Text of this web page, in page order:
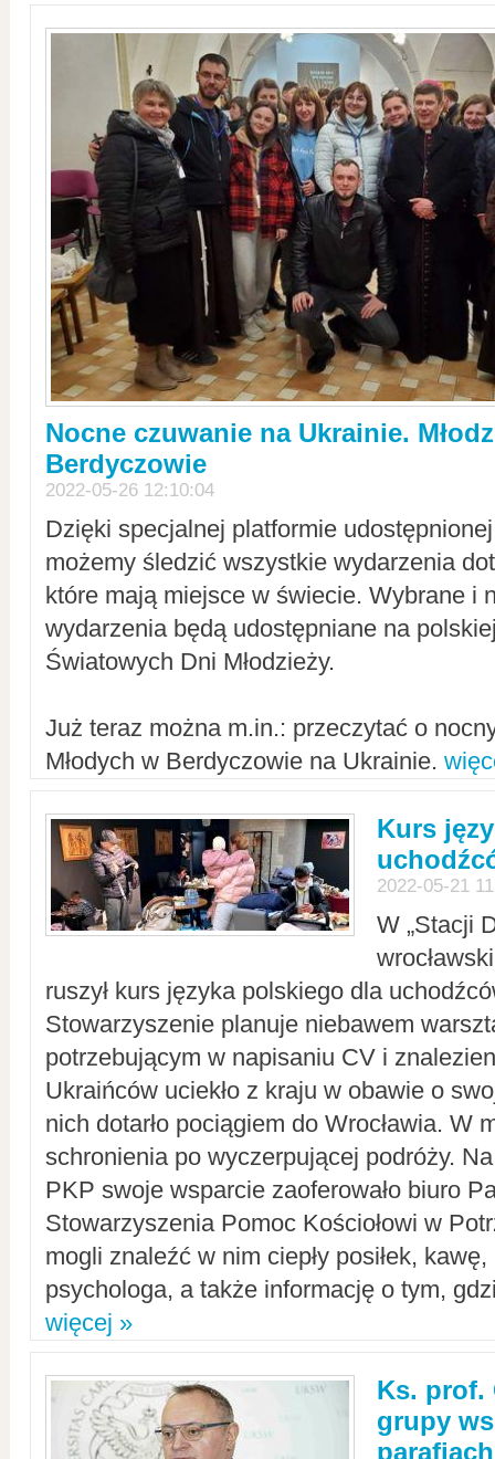
Nocne czuwanie na Ukrainie.
Berdyczowie
2022-05-26 12:10:04
Dzięki specjalnej platformie
możemy śledzić wszystkie wydarzenia
które mają miejsce w świecie. Wybrane i
wydarzenia będą udostępniane na
Światowych Dni Młodzieży.
Już teraz można m.in.: przeczytać o
Młodych w Berdyczowie na Ukrainie.
Kurs
2022-05-21
W „Stacji
ruszył kurs języka polskiego dla
Stowarzyszenie planuje niebawem
potrzebującym w napisaniu CV i
Ukraińców uciekło z kraju w obawie o
nich dotarło pociągiem do Wrocławia. W
schronienia po wyczerpującej podróży.
PKP swoje wsparcie zaoferowało biuro
Stowarzyszenia Pomoc Kościołowi w
mogli znaleźć w nim ciepły posiłek,
psychologa, a także informację o tym,
więcej »
Ks. prof.
grupy
parafiach